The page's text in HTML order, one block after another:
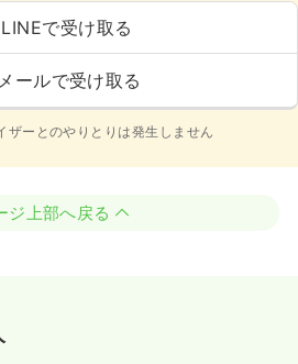
LINEで受け取る
メールで受け取る
ザーとのやりとりは発生しません
ジ上部へ戻る